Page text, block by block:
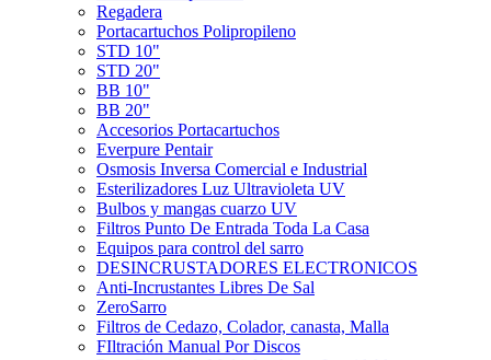
Regadera
Portacartuchos Polipropileno
STD 10"
STD 20"
BB 10"
BB 20"
Accesorios Portacartuchos
Everpure Pentair
Osmosis Inversa Comercial e Industrial
Esterilizadores Luz Ultravioleta UV
Bulbos y mangas cuarzo UV
Filtros Punto De Entrada Toda La Casa
Equipos para control del sarro
DESINCRUSTADORES ELECTRONICOS
Anti-Incrustantes Libres De Sal
ZeroSarro
Filtros de Cedazo, Colador, canasta, Malla
FIltración Manual Por Discos